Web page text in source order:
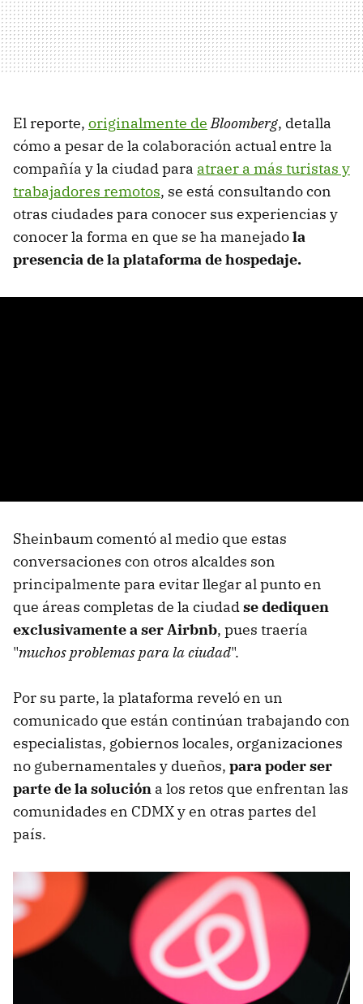
El reporte, originalmente de Bloomberg, detalla
cómo a pesar de la colaboración actual entre la
compañía y la ciudad para atraer a más turistas y
trabajadores remotos, se está consultando con
otras ciudades para conocer sus experiencias y
conocer la forma en que se ha manejadola
presencia de la plataforma de hospedaje.
Sheinbaum comentó al medio que estas
conversaciones con otros alcaldes son
principalmente para evitar llegar al punto en
que áreas completas de la ciudadse dediquen
exclusivamente a ser Airbnb, pues traería
"muchos problemas para la ciudad".
Por su parte, la plataforma reveló en un
comunicado que están continúan trabajando con
especialistas, gobiernos locales, organizaciones
no gubernamentales y dueños, para poder ser
parte de la solución a los retos que enfrentan las
comunidades en CDMX y en otras partes del
país.